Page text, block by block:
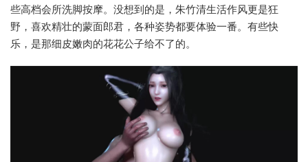
些高档会所洗脚按摩。没想到的是，朱竹清生活作风更是狂
野，喜欢精壮的蒙面郎君，各种姿势都要体验一番。有些快
乐，是那细皮嫩肉的花花公子给不了的。